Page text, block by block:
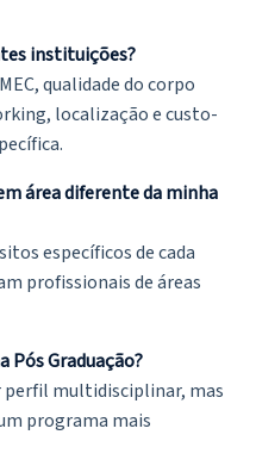
instituições?
qualidade do corpo
localização e custo-
área diferente da minha
específicos de cada
profissionais de áreas
Pós Graduação?
perfil multidisciplinar, mas
programa mais